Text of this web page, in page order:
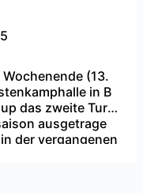
(13.
in B
das zweite Turn
ausgetrage
der vergangenen
und beinhalte